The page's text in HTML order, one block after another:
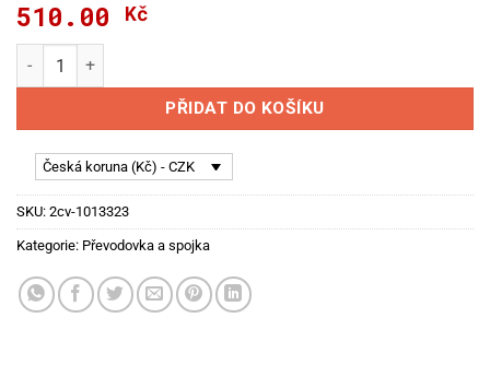
510.00 Kč
Koncovka náhonu tachometru Citroenu 2CV množství
PŘIDAT DO KOŠÍKU
Česká koruna (Kč) - CZK
SKU: 2cv-1013323
Kategorie: Převodovka a spojka